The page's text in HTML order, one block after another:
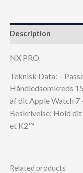
Description
NX PRO
Teknisk Data: –
Håndledsomkreds
af dit Apple Watch 7
Beskrivelse: Hold
et K2™
Related products